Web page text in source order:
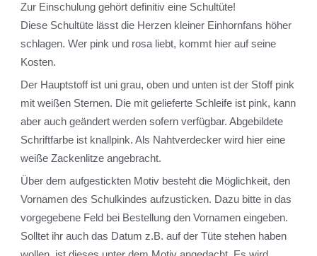
Zur Einschulung gehört definitiv eine Schultüte!
Diese Schultüte lässt die Herzen kleiner Einhornfans höher
schlagen. Wer pink und rosa liebt, kommt hier auf seine
Kosten.
Der Hauptstoff ist uni grau, oben und unten ist der Stoff pink
mit weißen Sternen. Die mit gelieferte Schleife ist pink, kann
aber auch geändert werden sofern verfügbar. Abgebildete
Schriftfarbe ist knallpink. Als Nahtverdecker wird hier eine
weiße Zackenlitze angebracht.
Über dem aufgestickten Motiv besteht die Möglichkeit, den
Vornamen des Schulkindes aufzusticken. Dazu bitte in das
vorgegebene Feld bei Bestellung den Vornamen eingeben.
Solltet ihr auch das Datum z.B. auf der Tüte stehen haben